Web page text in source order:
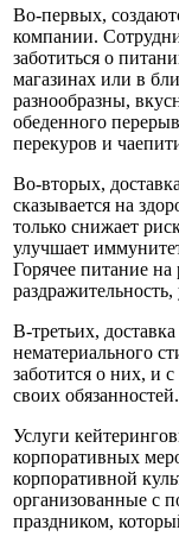
Во-первых,
компании.
заботиться о
магазинах или в
разнообразны,
обеденного
перекуров и
Во-вторых,
сказывается на
только снижает
улучшает
Горячее питание
В-третьих,
нематериального
заботится о них, и
своих обязанностей.
Услуги
корпоративных
корпоративной
организованные с
праздником,